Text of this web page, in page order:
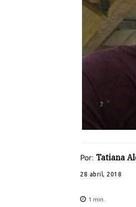
Por: Tatiana
28 abril, 2018
1 min.